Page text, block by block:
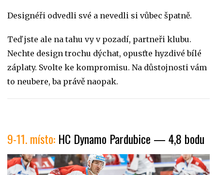
Designéři odvedli své a nevedli si vůbec špatně.
Teď jste ale na tahu vy v pozadí, partneři klubu.
Nechte design trochu dýchat, opusťte hyzdivé bílé
záplaty. Svolte ke kompromisu. Na důstojnosti vám
to neubere, ba právě naopak.
9-11. místo: HC Dynamo Pardubice — 4,8 bodu